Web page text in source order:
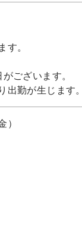
す。
ございます。
出勤が生じます。
）